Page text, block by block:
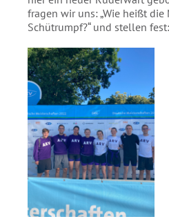
fragen wir uns: „Wie heißt
Schütrumpf?“ und stellen